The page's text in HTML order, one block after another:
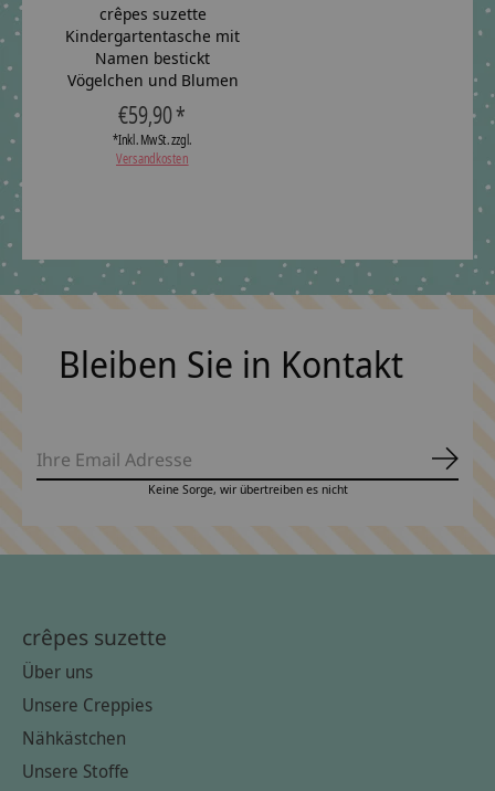
crêpes suzette
Kindergartentasche mit
Namen bestickt
Vögelchen und Blumen
€59,90 *
*Inkl. MwSt. zzgl.
Versandkosten
Bleiben Sie in Kontakt
Keine Sorge, wir übertreiben es nicht
crêpes suzette
Über uns
Unsere Creppies
Nähkästchen
Unsere Stoffe